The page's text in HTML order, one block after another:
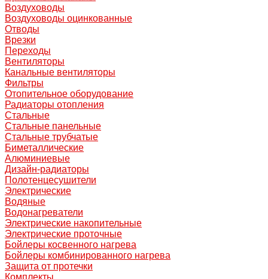
Воздуховоды
Воздуховоды оцинкованные
Отводы
Врезки
Переходы
Вентиляторы
Канальные вентиляторы
Фильтры
Отопительное оборудование
Радиаторы отопления
Стальные
Стальные панельные
Стальные трубчатые
Биметаллические
Алюминиевые
Дизайн-радиаторы
Полотенцесушители
Электрические
Водяные
Водонагреватели
Электрические накопительные
Электрические проточные
Бойлеры косвенного нагрева
Бойлеры комбинированного нагрева
Защита от протечки
Комплекты